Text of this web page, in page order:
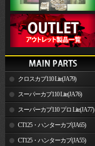
クロスカブ110 Lite(JA79)
スーパーカブ110 Lite(JA76)
スーパーカブ110 プロ Lite(JA77)
CT125・ハンターカブ(JA65)
CT125・ハンターカブ(JA55)